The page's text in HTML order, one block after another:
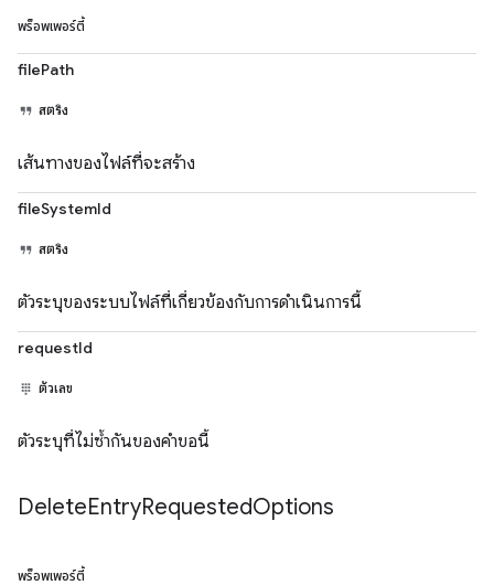
พร็อพเพอร์ตี้
filePath
สตริง
เส้นทางของไฟล์ที่จะสร้าง
fileSystemId
สตริง
ตัวระบุของระบบไฟล์ที่เกี่ยวข้องกับการดำเนินการนี้
requestId
ตัวเลข
ตัวระบุที่ไม่ซ้ำกันของคำขอนี้
DeleteEntryRequestedOptions
พร็อพเพอร์ตี้